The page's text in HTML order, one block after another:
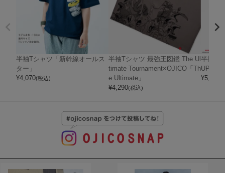
半袖Tシャツ「新幹線オールス
ター」
¥4,070(税込)
半袖Tシャツ 最強王図鑑 The Ul
timate Tournament×OJICO「Th
e Ultimate」
¥4,290(税込)
半袖T
UPER
¥5,720